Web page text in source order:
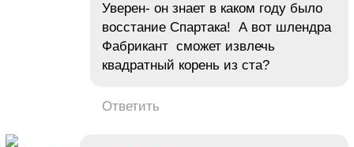
Уверен- он знает в каком году было
восстание Спартака! А вот шлендра
Фабрикант сможет извлечь
квадратный корень из ста?
Ответить